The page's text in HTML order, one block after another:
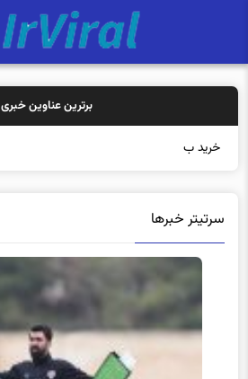
برترین عناوین خبری
خرید بیمه: سنتی یا آنلا
سرتیتر خبرها